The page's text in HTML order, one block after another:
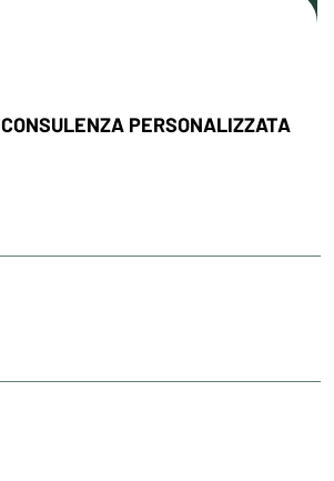
CONSULENZA PERSONALIZZATA